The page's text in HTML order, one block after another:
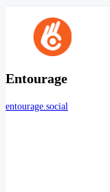
Entourage
entourage.social